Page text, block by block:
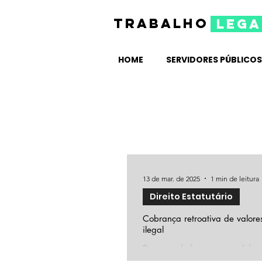
TRABALHO
HOME SERVIDORES PÚBLICOS
Cobrança retroativa de
ilegal
Por meio de liminar concedida
Direito Estatutário
13 de mar. de 2025 1 min de leitura